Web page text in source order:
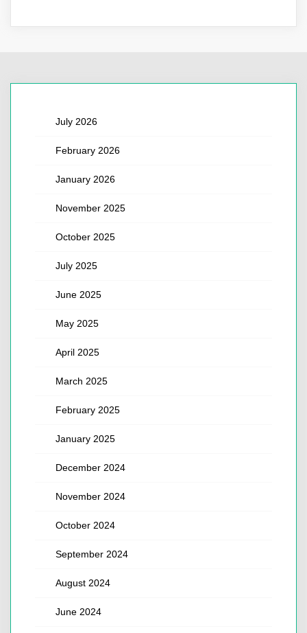
July 2026
February 2026
January 2026
November 2025
October 2025
July 2025
June 2025
May 2025
April 2025
March 2025
February 2025
January 2025
December 2024
November 2024
October 2024
September 2024
August 2024
June 2024